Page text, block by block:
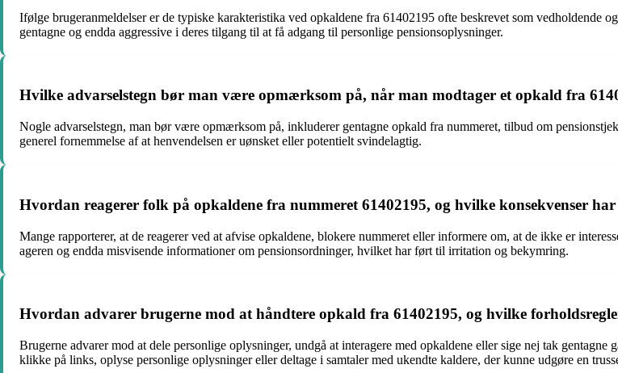
Ifølge brugeranmeldelser er de typiske karakteristika ved opkaldene fra 61402195 ofte beskrevet som vedholdende
gentagne og endda aggressive i deres tilgang til at få adgang til personlige pensionsoplysninger.
Hvilke advarselstegn bør man være opmærksom på, når man modtager et opkald fra
Nogle advarselstegn, man bør være opmærksom på, inkluderer gentagne opkald fra nummeret, tilbud om
generel fornemmelse af at henvendelsen er uønsket eller potentielt svindelagtig.
Hvordan reagerer folk på opkaldene fra nummeret 61402195, og hvilke konsekvenser
Mange rapporterer, at de reagerer ved at afvise opkaldene, blokere nummeret eller informere om, at de ikke er
ageren og endda misvisende informationer om pensionsordninger, hvilket har ført til irritation og bekymring.
Hvordan advarer brugerne mod at håndtere opkald fra 61402195, og hvilke
Brugerne advarer mod at dele personlige oplysninger, undgå at interagere med opkaldene eller sige nej tak
klikke på links, oplyse personlige oplysninger eller deltage i samtaler med ukendte kaldere, der kunne udgøre en